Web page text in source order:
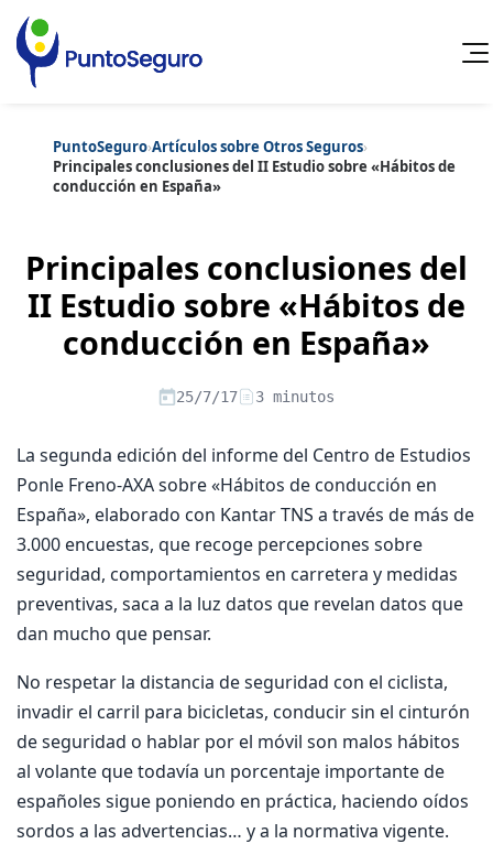
Cancelar
Artículos sobre Otros Seguros
Artículos sobre Seguros de Auto
Artículos sobre Seguros de Hogar
Artículos sobre Seguros de SaludContenido extra
Artículos sobre Convenios Colectivos
Artículos sobre Seguros de Vida Hipoteca
Artículos sobre la Jubilación
PuntoSeguro›Artículos sobre Otros Seguros›
Principales conclusiones del II Estudio sobre «Hábitos de
conducción en España»
Principales conclusiones del
II Estudio sobre «Hábitos de
conducción en España»
25/7/17 3 minutos
La segunda edición del informe del Centro de Estudios
Ponle Freno-AXA sobre «Hábitos de conducción en
España», elaborado con Kantar TNS a través de más de
3.000 encuestas, que recoge percepciones sobre
seguridad, comportamientos en carretera y medidas
preventivas, saca a la luz datos que revelan datos que
dan mucho que pensar.
No respetar la distancia de seguridad con el ciclista,
invadir el carril para bicicletas, conducir sin el cinturón
de seguridad o hablar por el móvil son malos hábitos
al volante que todavía un porcentaje importante de
españoles sigue poniendo en práctica, haciendo oídos
sordos a las advertencias… y a la normativa vigente.